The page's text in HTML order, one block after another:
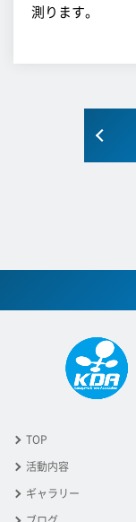
測ります。
TOP
活動内容
ギャラリー